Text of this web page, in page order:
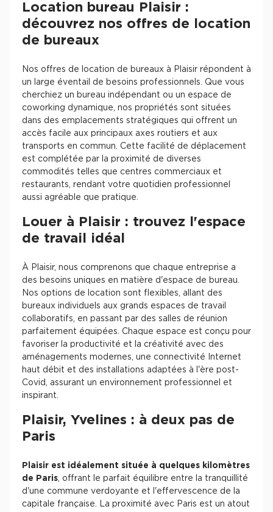
Location bureau Plaisir :
découvrez nos offres de location
de bureaux
Nos offres de location de bureaux à Plaisir répondent à
un large éventail de besoins professionnels. Que vous
cherchiez un bureau indépendant ou un espace de
coworking dynamique, nos propriétés sont situées
dans des emplacements stratégiques qui offrent un
accès facile aux principaux axes routiers et aux
transports en commun. Cette facilité de déplacement
est complétée par la proximité de diverses
commodités telles que centres commerciaux et
restaurants, rendant votre quotidien professionnel
aussi agréable que pratique.
Louer à Plaisir : trouvez l'espace
de travail idéal
À Plaisir, nous comprenons que chaque entreprise a
des besoins uniques en matière d'espace de bureau.
Nos options de location sont flexibles, allant des
bureaux individuels aux grands espaces de travail
collaboratifs, en passant par des salles de réunion
parfaitement équipées. Chaque espace est conçu pour
favoriser la productivité et la créativité avec des
aménagements modernes, une connectivité Internet
haut débit et des installations adaptées à l'ère post-
Covid, assurant un environnement professionnel et
inspirant.
Plaisir, Yvelines : à deux pas de
Paris
Plaisir est idéalement située à quelques kilomètres
de Paris, offrant le parfait équilibre entre la tranquillité
d'une commune verdoyante et l'effervescence de la
capitale française. La proximité avec Paris est un atout